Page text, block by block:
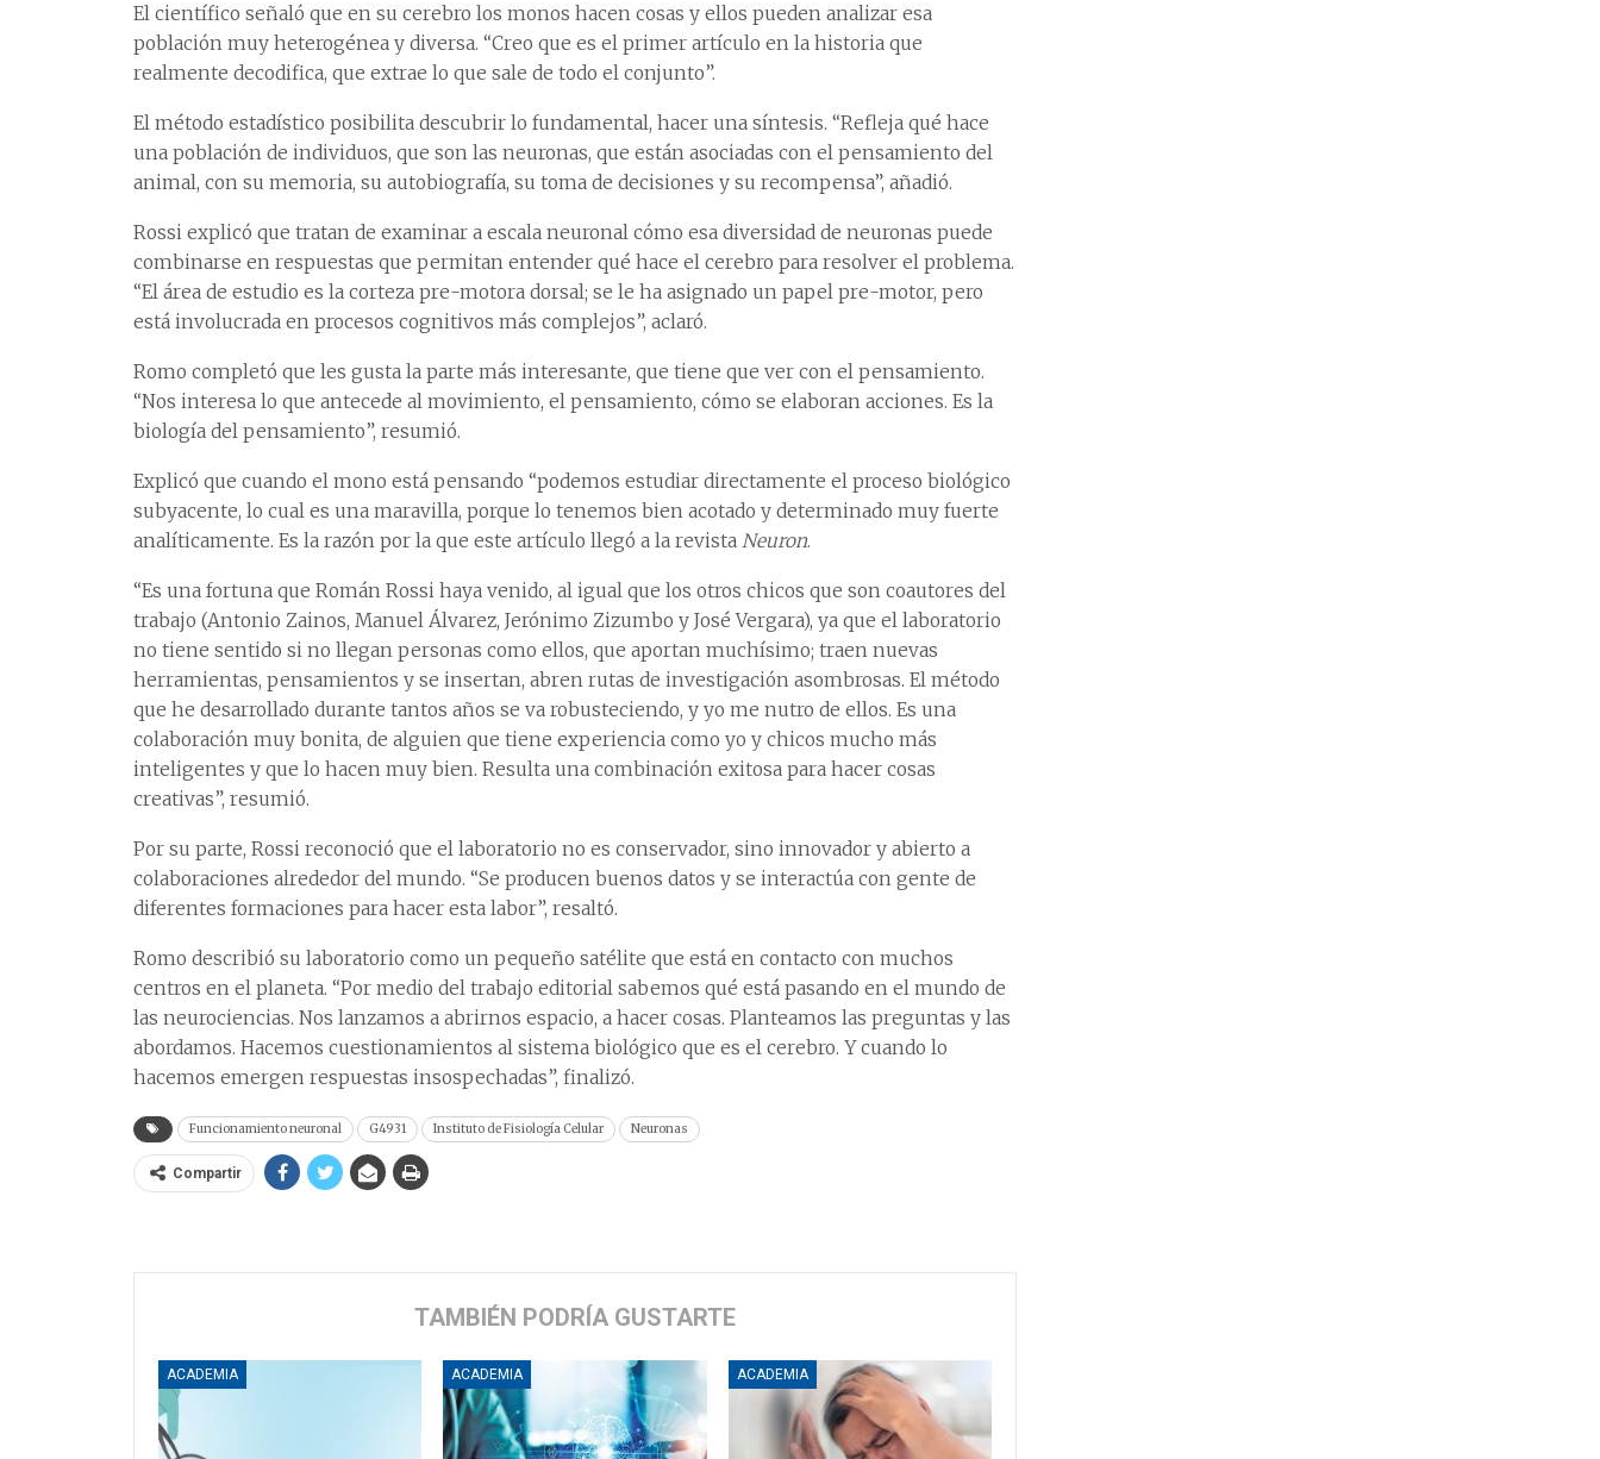
El científico señaló que en su cerebro los monos hacen cosas y ellos pueden analizar esa
población muy heterogénea y diversa. “Creo que es el primer artículo en la historia que
realmente decodifica, que extrae lo que sale de todo el conjunto”.
El método estadístico posibilita descubrir lo fundamental, hacer una síntesis. “Refleja qué hace
una población de individuos, que son las neuronas, que están asociadas con el pensamiento del
animal, con su memoria, su autobiografía, su toma de decisiones y su recompensa”, añadió.
Rossi explicó que tratan de examinar a escala neuronal cómo esa diversidad de neuronas puede
combinarse en respuestas que permitan entender qué hace el cerebro para resolver el problema.
“El área de estudio es la corteza pre-motora dorsal; se le ha asignado un papel pre-motor, pero
está involucrada en procesos cognitivos más complejos”, aclaró.
Romo completó que les gusta la parte más interesante, que tiene que ver con el pensamiento.
“Nos interesa lo que antecede al movimiento, el pensamiento, cómo se elaboran acciones. Es la
biología del pensamiento”, resumió.
Explicó que cuando el mono está pensando “podemos estudiar directamente el proceso biológico
subyacente, lo cual es una maravilla, porque lo tenemos bien acotado y determinado muy fuerte
analíticamente. Es la razón por la que este artículo llegó a la revista Neuron.
“Es una fortuna que Román Rossi haya venido, al igual que los otros chicos que son coautores del
trabajo (Antonio Zainos, Manuel Álvarez, Jerónimo Zizumbo y José Vergara), ya que el laboratorio
no tiene sentido si no llegan personas como ellos, que aportan muchísimo; traen nuevas
herramientas, pensamientos y se insertan, abren rutas de investigación asombrosas. El método
que he desarrollado durante tantos años se va robusteciendo, y yo me nutro de ellos. Es una
colaboración muy bonita, de alguien que tiene experiencia como yo y chicos mucho más
inteligentes y que lo hacen muy bien. Resulta una combinación exitosa para hacer cosas
creativas”, resumió.
Por su parte, Rossi reconoció que el laboratorio no es conservador, sino innovador y abierto a
colaboraciones alrededor del mundo. “Se producen buenos datos y se interactúa con gente de
diferentes formaciones para hacer esta labor”, resaltó.
Romo describió su laboratorio como un pequeño satélite que está en contacto con muchos
centros en el planeta. “Por medio del trabajo editorial sabemos qué está pasando en el mundo de
las neurociencias. Nos lanzamos a abrirnos espacio, a hacer cosas. Planteamos las preguntas y las
abordamos. Hacemos cuestionamientos al sistema biológico que es el cerebro. Y cuando lo
hacemos emergen respuestas insospechadas”, finalizó.
Funcionamiento neuronal G4931 Instituto de Fisiología Celular Neuronas
Compartir
TAMBIÉN PODRÍA GUSTARTE
ACADEMIA ACADEMIA ACADEMIA